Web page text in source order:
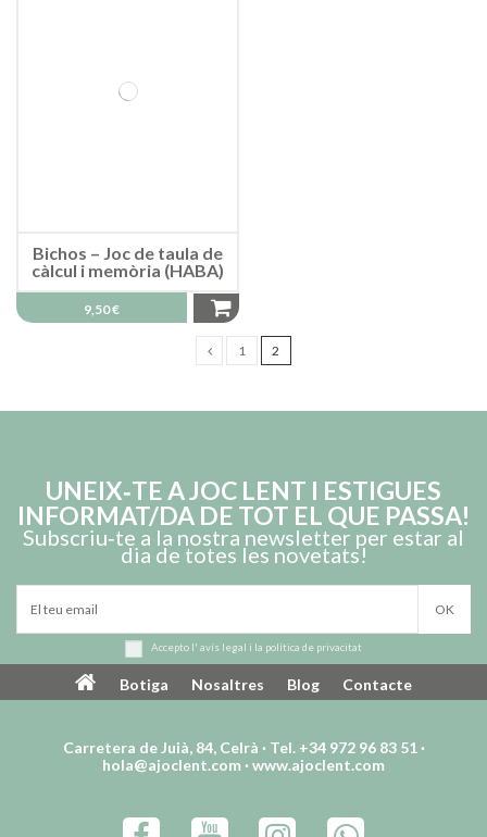
Bichos – Joc de taula de
càlcul i memòria (HABA)
9,50 €
1 2
UNEIX‑TE A JOC LENT I ESTIGUES
INFORMAT/DA DE TOT EL QUE PASSA!
Subscriu‑te a la nostra newsletter per estar al
dia de totes les novetats!
Accepto l' avís legal i la política de privacitat
Botiga Nosaltres Blog Contacte
Carretera de Juià, 84, Celrà · Tel. +34 972 96 83 51 ·
hola@ajoclent.com ·www.ajoclent.com